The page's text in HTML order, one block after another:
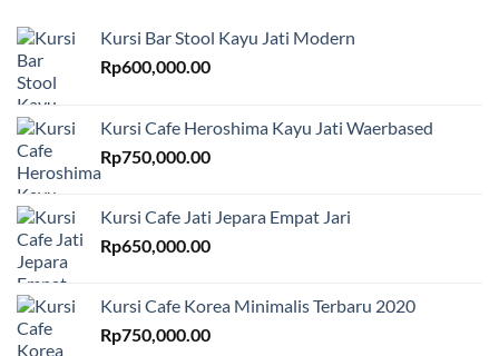
Kursi Bar Stool Kayu Jati Modern
Rp600,000.00
Kursi Cafe Heroshima Kayu Jati Waerbased
Rp750,000.00
Kursi Cafe Jati Jepara Empat Jari
Rp650,000.00
Kursi Cafe Korea Minimalis Terbaru 2020
Rp750,000.00